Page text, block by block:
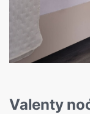
Valenty